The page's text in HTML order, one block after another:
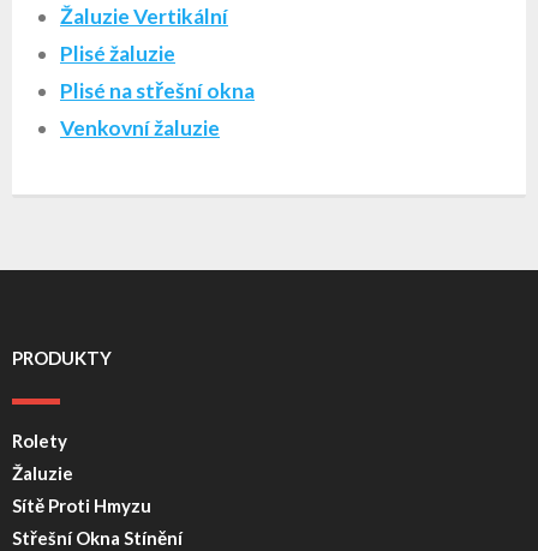
Žaluzie Vertikální
Plisé žaluzie
Plisé na střešní okna
Venkovní žaluzie
PRODUKTY
Rolety
Žaluzie
Sítě Proti Hmyzu
Střešní Okna Stínění